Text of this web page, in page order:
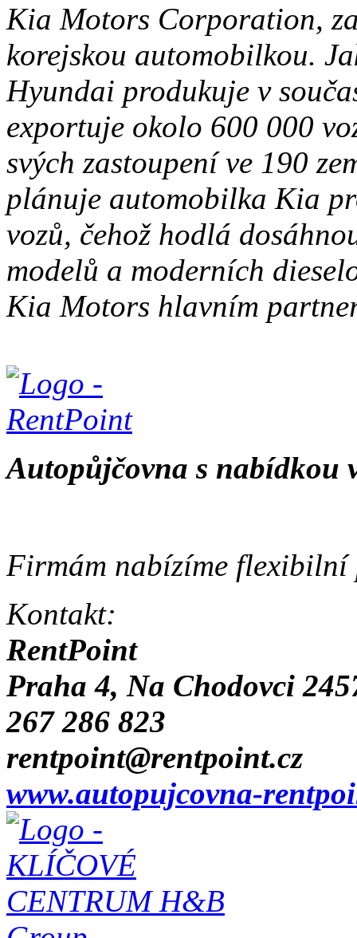
Kia Motors Corporation,
korejskou automobilkou.
Hyundai produkuje v
exportuje okolo 600 000
svých zastoupení ve 190
plánuje automobilka Kia
vozů, čehož hodlá
modelů a moderních
Kia Motors hlavním
Autopůjčovna s nabídkou
Firmám nabízíme flexibilní
Kontakt:
RentPoint
Praha 4, Na Chodovci
267 286 823
rentpoint@rentpoint.cz
www.autopujcovna-